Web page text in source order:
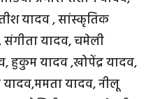
यादव , सांस्कृतिक
संगीता यादव, चमेली
हुकुम यादव ,खोपेंद्र यादव,
यादव,ममता यादव, नीलू